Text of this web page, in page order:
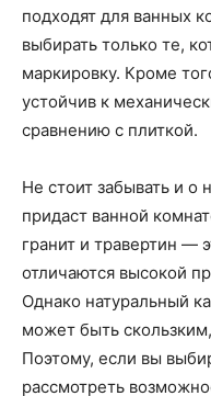
подходят для ванных
выбирать только те,
маркировку. Кроме
устойчив к
сравнению с плиткой.
Не стоит забывать и о
придаст ванной
гранит и травертин —
отличаются высокой
Однако натуральный
может быть
Поэтому, если вы
рассмотреть